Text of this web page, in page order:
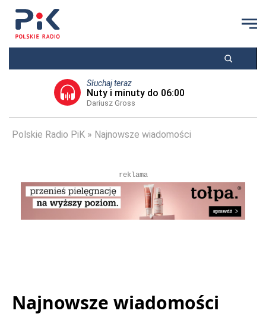
Słuchaj teraz
Nuty i minuty do 06:00
Dariusz Gross
Polskie Radio PiK Najnowsze wiadomości
reklama
Najnowsze wiadomości